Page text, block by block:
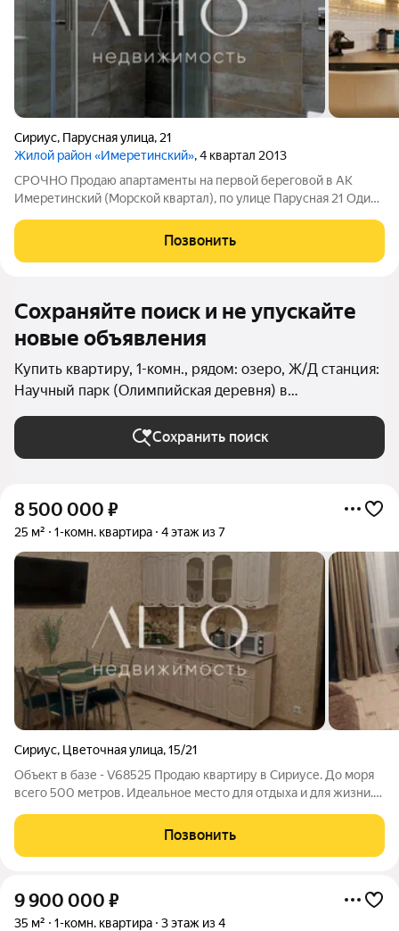
Сириус, Парусная улица, 21
Жилой район «Имеретинский», 4 квартал 2013
СРОЧНО Продаю апартаменты на первой береговой в АК
Имеретинский (Морской квартал), по улице Парусная 21 Один
Апартамент спланирован в спальню, кухню гостиную и
гардеробную. Качественный и достойный
Позвонить
Сохраняйте поиск и не упускайте
новые объявления
Купить квартиру, 1-комн., рядом: озеро, Ж/Д станция:
Научный парк (Олимпийская деревня) в
Краснодарском крае
Сохранить поиск
8 500 000 ₽
25 м² 1-комн. квартира 4 этаж из 7
Сириус, Цветочная улица,15/21
Объект в базе - V68525 Продаю квартиру в Сириусе. До моря
всего 500 метров. Идеальное место для отдыха и для жизни.
красивой набережной 5 минут пешком. До олимпийского
парка минут 20 пешком по
Позвонить
9 900 000 ₽
35 м² 1-комн. квартира 3 этаж из 4